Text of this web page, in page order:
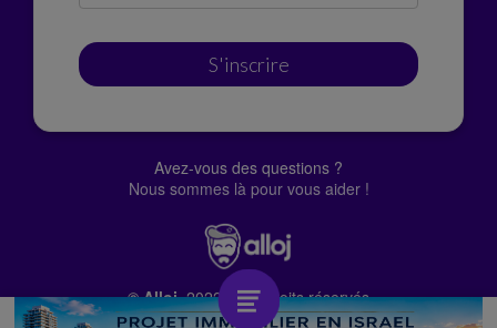
S'inscrire
Avez-vous des questions ?
Nous sommes là pour vous aider !
© Alloj.2022 Tous droits réservés